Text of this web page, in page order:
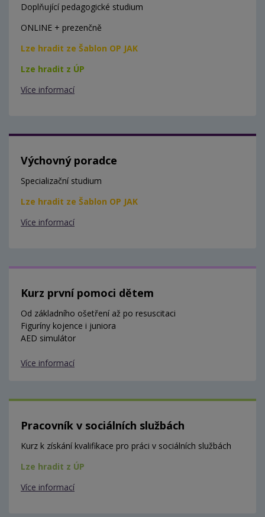
Doplňující pedagogické studium
ONLINE + prezenčně
Lze hradit ze Šablon OP JAK
Lze hradit z ÚP
Více informací
Výchovný poradce
Specializační studium
Lze hradit ze Šablon OP JAK
Více informací
Kurz první pomoci dětem
Od základního ošetření až po resuscitaci
Figuríny kojence i juniora
AED simulátor
Více informací
Pracovník v sociálních službách
Kurz k získání kvalifikace pro práci v sociálních službách
Lze hradit z ÚP
Více informací